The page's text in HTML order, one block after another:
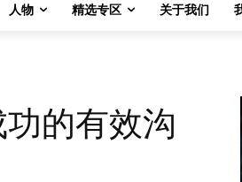
人物 精选专区 关于我们
的有效沟